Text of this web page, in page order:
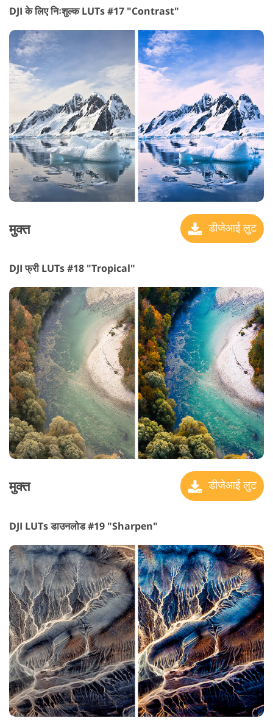
DJI के लिए निःशुल्क LUTs #17 "Contrast"
मुक्त डीजेआई लुट
DJI फ्री LUTs #18 "Tropical"
मुक्त डीजेआई लुट
DJI LUTs डाउनलोड #19 "Sharpen"